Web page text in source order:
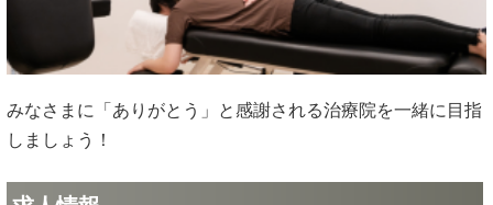
みなさまに「ありがとう」と感謝される治療院を一緒に目指
しましょう！